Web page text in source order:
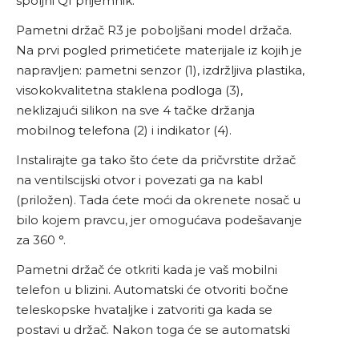
Pametni držač R3 je poboljšani model držača.
Na prvi pogled primetićete materijale iz kojih je
napravljen: pametni senzor (1), izdržljiva plastika,
visokokvalitetna staklena podloga (3),
neklizajući silikon na sve 4 tačke držanja
mobilnog telefona (2) i indikator (4).
Instalirajte ga tako što ćete da pričvrstite držač
na ventilscijski otvor i povezati ga na kabl
(priložen). Tada ćete moći da okrenete nosač u
bilo kojem pravcu, jer omogućava podešavanje
za 360 °.
Pametni držač će otkriti kada je vaš mobilni
telefon u blizini. Automatski će otvoriti bočne
teleskopske hvataljke i zatvoriti ga kada se
postavi u držač. Nakon toga će se automatski